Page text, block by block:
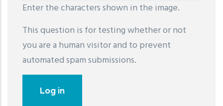
Enter the characters shown in the image.
This question is for testing whether or not
you are a human visitor and to prevent
automated spam submissions.